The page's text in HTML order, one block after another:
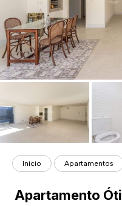
Início Apartamentos